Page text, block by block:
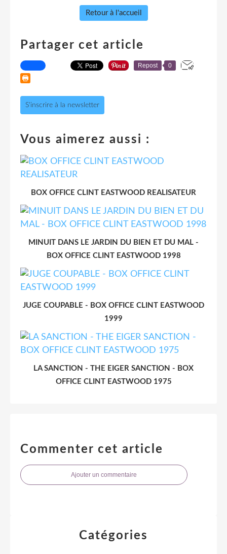
Retour à l'accueil
Partager cet article
Repost 0
S'inscrire à la newsletter
Vous aimerez aussi :
BOX OFFICE CLINT EASTWOOD REALISATEUR
MINUIT DANS LE JARDIN DU BIEN ET DU MAL -
BOX OFFICE CLINT EASTWOOD 1998
JUGE COUPABLE - BOX OFFICE CLINT EASTWOOD
1999
LA SANCTION - THE EIGER SANCTION - BOX
OFFICE CLINT EASTWOOD 1975
Commenter cet article
Ajouter un commentaire
Catégories